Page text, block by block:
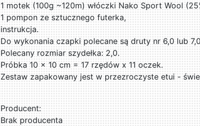
1 motek (100g ~120m) włóczki Nako Sport Wool
1 pompon ze sztucznego futerka,
instrukcja.
Do wykonania czapki polecane są druty nr 6,0 lub
Polecany rozmiar szydełka: 2,0.
Próbka 10 x 10 cm = 17 rzędów x 11 oczek.
Zestaw zapakowany jest w przezroczyste etui -
Producent:
Brak producenta